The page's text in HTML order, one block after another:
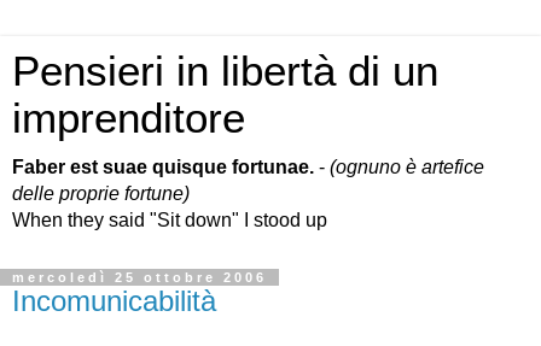
Pensieri in libertà di un
imprenditore
Faber est suae quisque fortunae. - (ognuno è artefice
delle proprie fortune)
When they said "Sit down" I stood up
mercoledì 25 ottobre 2006
Incomunicabilità